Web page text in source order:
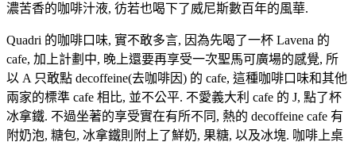
濃苦香的咖啡汁液, 彷若也喝下了威尼斯數百年的風華.
Quadri 的咖啡口味, 實不敢多言, 因為先喝了一杯 Lavena 的
cafe, 加上計劃中, 晚上還要再享受一次聖馬可廣場的感覺, 所
以 A 只敢點 decoffeine(去咖啡因) 的 cafe, 這種咖啡口味和其他
兩家的標準 cafe 相比, 並不公平. 不愛義大利 cafe 的 J, 點了杯
冰拿鐵. 不過坐著的享受實在有所不同, 熱的 decoffeine cafe 有
附奶泡, 糖包, 冰拿鐵則附上了鮮奶, 果糖, 以及冰塊. 咖啡上桌